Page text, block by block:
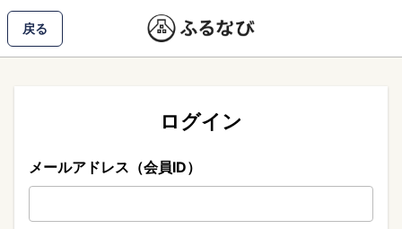
戻る
ログイン
メールアドレス（会員ID）